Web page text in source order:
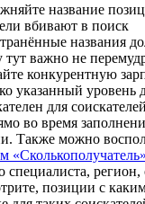
название
вбивают в поиск
названия
тут важно не
конкурентную
указанный уровень
для
во время
Также можно
«Сколькополучатель»
специалиста,
позиции с